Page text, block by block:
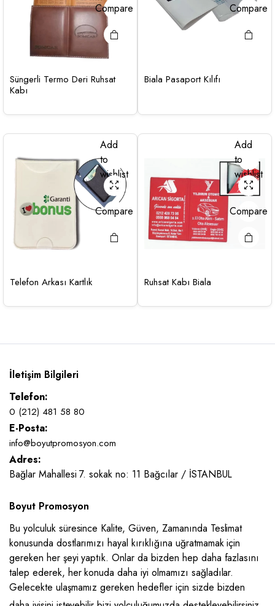
Compare
Süngerli Termo Deri Ruhsat
Kabı
Compare
Biala Pasaport Kılıfı
Add
to
wishlist
Compare
Telefon Arkası Kartlık
Add
to
wishlist
Compare
Ruhsat Kabı Biala
İletişim Bilgileri
Telefon:
0 (212) 481 58 80
E-Posta:
info@boyutpromosyon.com
Adres:
Bağlar Mahallesi 7. sokak no: 11 Bağcılar / İSTANBUL
Boyut Promosyon
Bu yolculuk süresince Kalite, Güven, Zamanında Teslimat
konusunda dostlarımızı hayal kırıklığına uğratmamak için
gereken her şeyi yaptık. Onlar da bizden hep daha fazlasını
talep ederek, her konuda daha iyi olmamızı sağladılar.
Gelecekte ulaşmamız gereken hedefler için sizde bizden